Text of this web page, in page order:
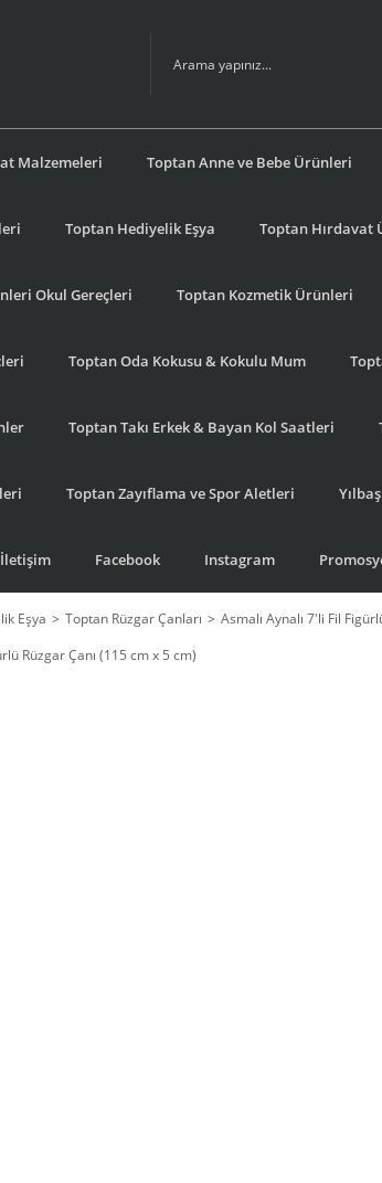
Malzemeleri Toptan Anne ve Bebe Ürünleri
Toptan Hediyelik Eşya Toptan Hırdavat
Okul Gereçleri Toptan Kozmetik Ürünleri
Toptan Oda Kokusu & Kokulu Mum
Toptan Takı Erkek & Bayan Kol Saatleri
Toptan Zayıflama ve Spor Aletleri
İletişim Facebook Instagram
Eşya Toptan Rüzgar Çanları Asmalı Aynalı 7'li Fil